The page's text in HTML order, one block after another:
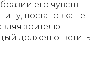
его чувств.
постановка не
зрителю
должен ответить